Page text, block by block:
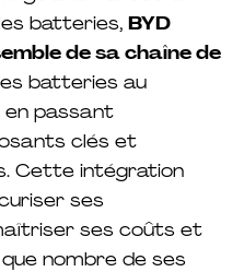
batteries, BYD
de sa chaîne de
batteries au
en passant
clés et
Cette intégration
ses
ses coûts et
nombre de ses